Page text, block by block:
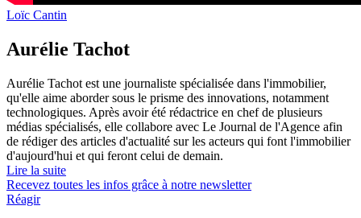
Loïc Cantin
Aurélie Tachot
Aurélie Tachot est une journaliste spécialisée dans l'immobilier,
qu'elle aime aborder sous le prisme des innovations, notamment
technologiques. Après avoir été rédactrice en chef de plusieurs
médias spécialisés, elle collabore avec Le Journal de l'Agence afin
de rédiger des articles d'actualité sur les acteurs qui font l'immobilier
d'aujourd'hui et qui feront celui de demain.
Lire la suite
Recevez toutes les infos grâce à notre newsletter
Réagir